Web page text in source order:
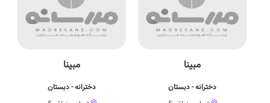
مبینا
دخترانه - دبستان
مبینا
دخترانه - دبستان